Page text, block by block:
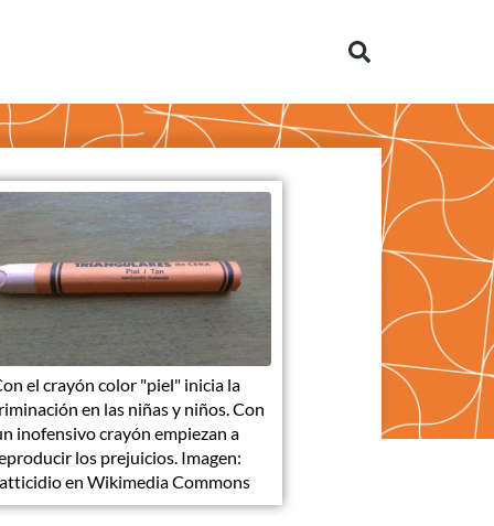
el crayón color "piel" inicia la
en las niñas y niños. Con
inofensivo crayón empiezan a
los prejuicios. Imagen:
en Wikimedia Commons